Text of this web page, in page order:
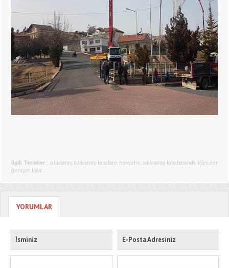
İlgili Terimler : sulusaray, sulusaray kasabası nevşehir, sulusaray kasabasında köprüler
genişetiliyor
YORUMLAR
İsminiz E-Posta Adresiniz